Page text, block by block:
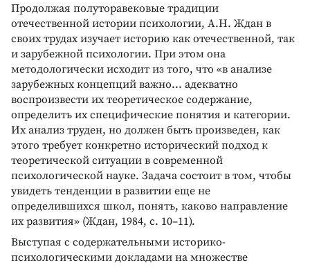
Продолжая полуторавековые традиции
отечественной истории психологии, А.Н. Ждан в
своих трудах изучает историю как отечественной, так
и зарубежной психологии. При этом она
методологически исходит из того, что «в анализе
зарубежных концепций важно... адекватно
воспроизвести их теоретическое содержание,
определить их специфические понятия и категории.
Их анализ труден, но должен быть произведен, как
этого требует конкретно исторический подход к
теоретической ситуации в современной
психологической науке. Задача состоит в том, чтобы
увидеть тенденции в развитии еще не
определившихся школ, понять, каково направление
их развития» (Ждан, 1984, с. 10–11).
Выступая с содержательными историко-
психологическими докладами на множестве